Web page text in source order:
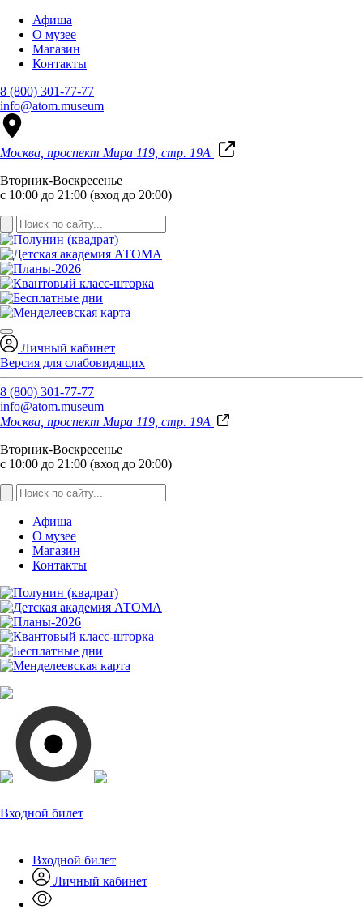
Афиша
О музее
Магазин
Контакты
8 (800) 301-77-77
info@atom.museum
Москва, проспект Мира 119, стр. 19А
Вторник-Воскресенье
с 10:00 до 21:00 (вход до 20:00)
Личный кабинет
Версия для слабовидящих
8 (800) 301-77-77
info@atom.museum
Москва, проспект Мира 119, стр. 19А
Вторник-Воскресенье
с 10:00 до 21:00 (вход до 20:00)
Афиша
О музее
Магазин
Контакты
Входной билет
Входной билет
Личный кабинет